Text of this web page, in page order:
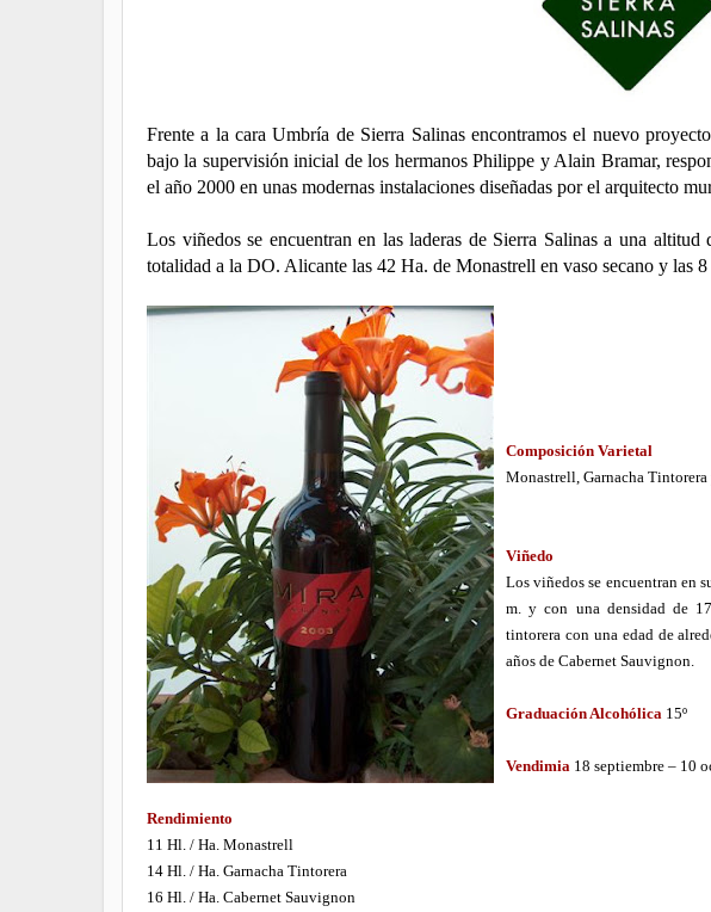
Frente a la cara Umbría de Sierra Salinas encontramos el nuevo
bajo la supervisión inicial de los hermanos Philippe y Alain Bramar,
el año 2000 en unas modernas instalaciones diseñadas por el arquitecto
Los viñedos se encuentran en las laderas de Sierra Salinas a una
totalidad a la DO. Alicante las 42 Ha. de Monastrell en vaso secano y las
Composición Varietal
Monastrell, Garnacha
Viñedo
Los viñedos se encuentran en
m. y con una densidad de
tintorera con una edad de
años de Cabernet Sauvignon.
Graduación Alcohólica 15º
Vendimia 18 septiembre – 10
Rendimiento
11 Hl. / Ha. Monastrell
14 Hl. / Ha. Garnacha Tintorera
16 Hl. / Ha. Cabernet Sauvignon